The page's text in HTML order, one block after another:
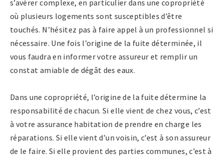
s’avérer complexe, en particulier dans une copropriété
où plusieurs logements sont susceptibles d’être
touchés. N’hésitez pas à faire appel à un professionnel si
nécessaire. Une fois l’origine de la fuite déterminée, il
vous faudra en informer votre assureur et remplir un
constat amiable de dégât des eaux.
Dans une copropriété, l’origine de la fuite détermine la
responsabilité de chacun. Si elle vient de chez vous, c’est
à votre assurance habitation de prendre en charge les
réparations. Si elle vient d’un voisin, c’est à son assureur
de le faire. Si elle provient des parties communes, c’est à